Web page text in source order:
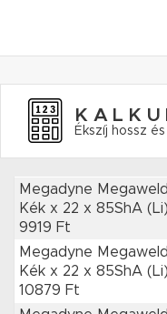
Ékszíj hossz
Megadyne Megaweld
Kék x 22 x 85ShA (Li)
9919 Ft
Megadyne Megaweld
Kék x 22 x 85ShA (Li)
10879 Ft